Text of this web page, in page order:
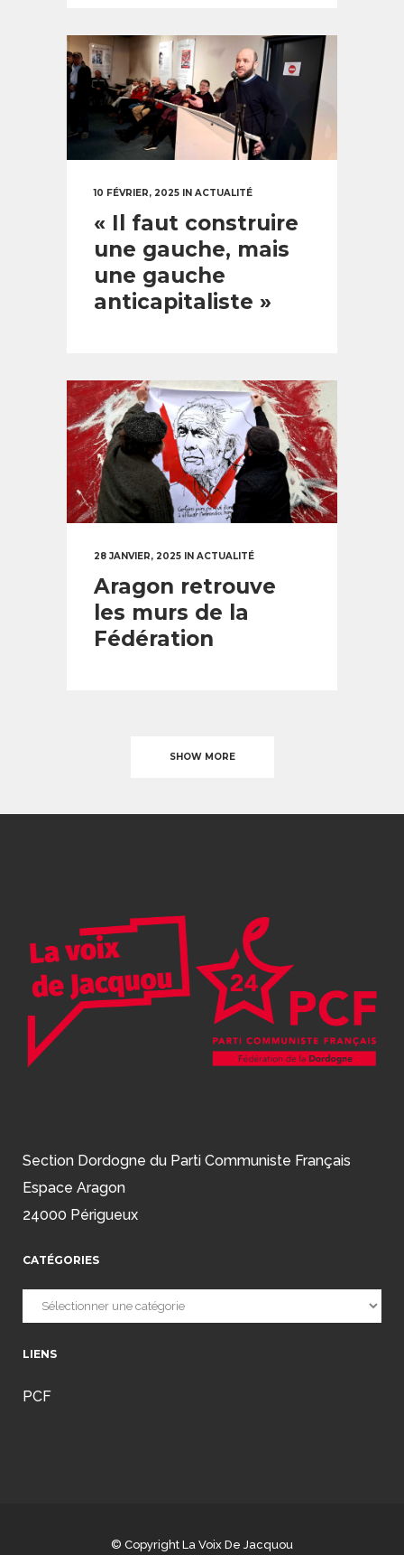
10 FÉVRIER, 2025 IN ACTUALITÉ
« Il faut construire
une gauche, mais
une gauche
anticapitaliste »
28 JANVIER, 2025 IN ACTUALITÉ
Aragon retrouve
les murs de la
Fédération
SHOW MORE
Section Dordogne du Parti Communiste Français
Espace Aragon
24000 Périgueux
CATÉGORIES
Catégories
LIENS
PCF
© Copyright La Voix De Jacquou